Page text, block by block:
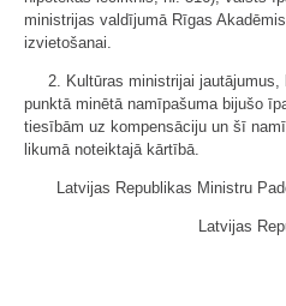
ministrijas valdījumā Rīgas
izvietošanai.
2. Kultūras ministrijai
punktā minētā namīpašuma bijušo
tiesībām uz kompensāciju un šī
likumā noteiktajā kārtībā.
Latvijas Republikas Ministru
Latvijas